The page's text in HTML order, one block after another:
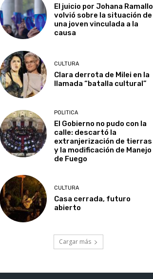
El juicio por Johana Ramallo
volvió sobre la situación de
una joven vinculada a la
causa
CULTURA
Clara derrota de Milei en la
llamada “batalla cultural”
POLITICA
El Gobierno no pudo con la
calle: descartó la
extranjerización de tierras
y la modificación de Manejo
de Fuego
CULTURA
Casa cerrada, futuro
abierto
Cargar más